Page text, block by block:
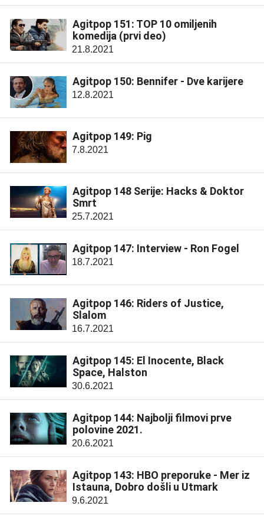
Agitpop 151: TOP 10 omiljenih
komedija (prvi deo)
21.8.2021
Agitpop 150: Bennifer - Dve karijere
12.8.2021
Agitpop 149: Pig
7.8.2021
Agitpop 148 Serije: Hacks & Doktor
Smrt
25.7.2021
Agitpop 147: Interview - Ron Fogel
18.7.2021
Agitpop 146: Riders of Justice,
Slalom
16.7.2021
Agitpop 145: El Inocente, Black
Space, Halston
30.6.2021
Agitpop 144: Najbolji filmovi prve
polovine 2021.
20.6.2021
Agitpop 143: HBO preporuke - Mer iz
Istauna, Dobro došli u Utmark
9.6.2021